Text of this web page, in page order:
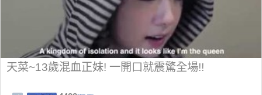
天菜~13歲混血正妹! 一開口就震驚全場!!